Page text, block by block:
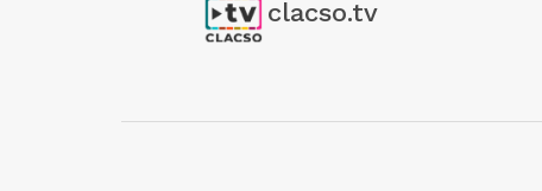
clacso.tv